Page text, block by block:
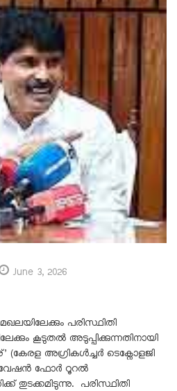
June 3, 2026
പരിസ്ഥിതി
കൂടുതൽ അടുപ്പിക്കുന്നതിനായി
(കേരള അഗ്രികൾച്ചർ ടെക്നോളജി
ഫോർ റൂറൽ
തുടക്കമിടുന്നു. പരിസ്ഥിതി